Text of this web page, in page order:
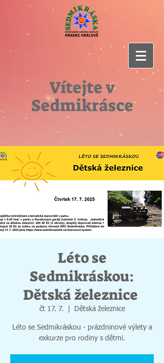
Vítejte v
Sedmikrásce
Léto se
Sedmikráskou:
Dětská železnice
čt 17. 7. Dětská železnice
Léto se Sedmikráskou - prázdninové výlety a
exkurze pro rodiny s dětmi.